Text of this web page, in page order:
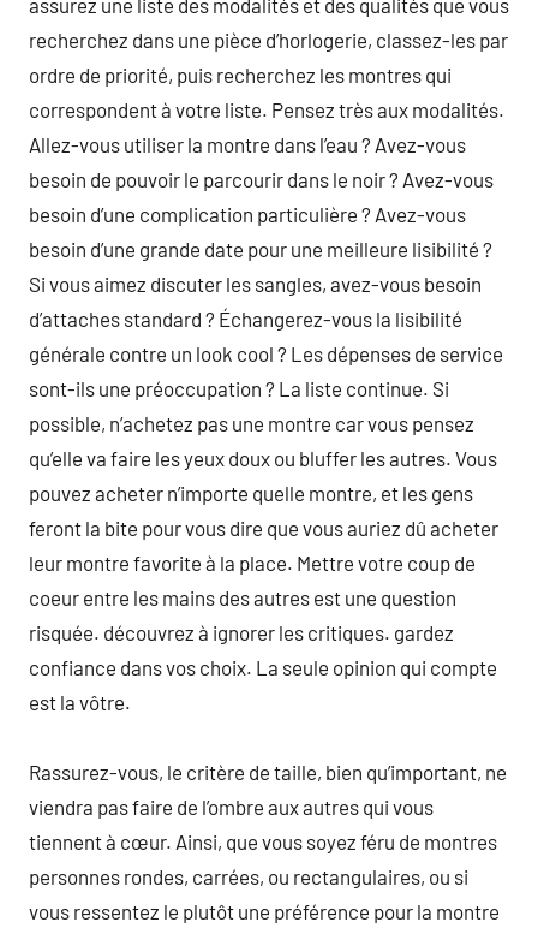
recherchez dans une pièce d’horlogerie, classez-les par
ordre de priorité, puis recherchez les montres qui
correspondent à votre liste. Pensez très aux modalités.
Allez-vous utiliser la montre dans l’eau ? Avez-vous
besoin de pouvoir le parcourir dans le noir ? Avez-vous
besoin d’une complication particulière ? Avez-vous
besoin d’une grande date pour une meilleure lisibilité ?
Si vous aimez discuter les sangles, avez-vous besoin
d’attaches standard ? Échangerez-vous la lisibilité
générale contre un look cool ? Les dépenses de service
sont-ils une préoccupation ? La liste continue. Si
possible, n’achetez pas une montre car vous pensez
qu’elle va faire les yeux doux ou bluffer les autres. Vous
pouvez acheter n’importe quelle montre, et les gens
feront la bite pour vous dire que vous auriez dû acheter
leur montre favorite à la place. Mettre votre coup de
coeur entre les mains des autres est une question
risquée. découvrez à ignorer les critiques. gardez
confiance dans vos choix. La seule opinion qui compte
est la vôtre.
Rassurez-vous, le critère de taille, bien qu’important, ne
viendra pas faire de l’ombre aux autres qui vous
tiennent à cœur. Ainsi, que vous soyez féru de montres
personnes rondes, carrées, ou rectangulaires, ou si
vous ressentez le plutôt une préférence pour la montre